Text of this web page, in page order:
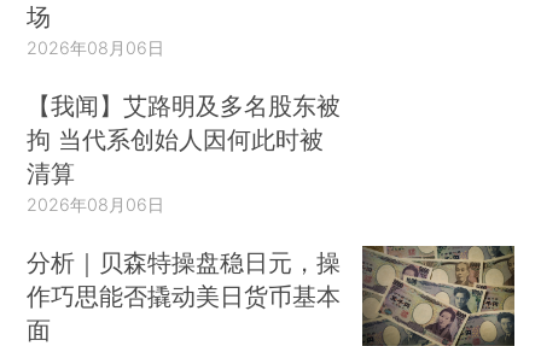
场
2026年08月06日
【我闻】艾路明及多名股东被
拘 当代系创始人因何此时被
清算
2026年08月06日
分析｜贝森特操盘稳日元，操
作巧思能否撬动美日货币基本
面